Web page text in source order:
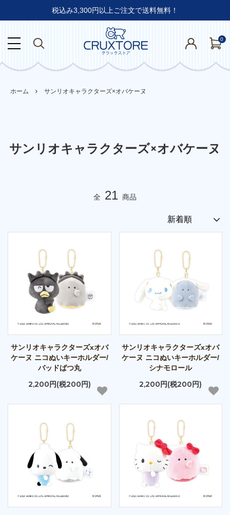
税込み3,300円以上ご注文で送料無料！
0
ホーム サンリオキャラクターズ×オバケーヌ
サンリオキャラクターズ×オバケーヌ
全 21 商品
サンリオキャラクターズxオバ
ケーヌ ニコぬいキーホルダー/
バッドばつ丸
2,200円(税200円)
サンリオキャラクターズxオバ
ケーヌ ニコぬいキーホルダー/
シナモロール
2,200円(税200円)